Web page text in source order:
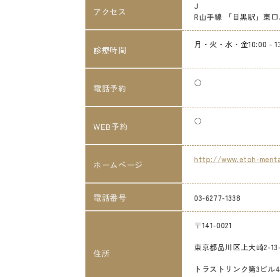
アクセス
J
R山手線 「目黒駅」東
診療時間 月・火・水・金10:00 -
電話予約 ○
WEB予約 ○
ホームページ http://www.etoh-
電話番号 03-6277-1338
住所
〒141-0021
東京都品川区上大崎2-
トラストリンク第3ビル